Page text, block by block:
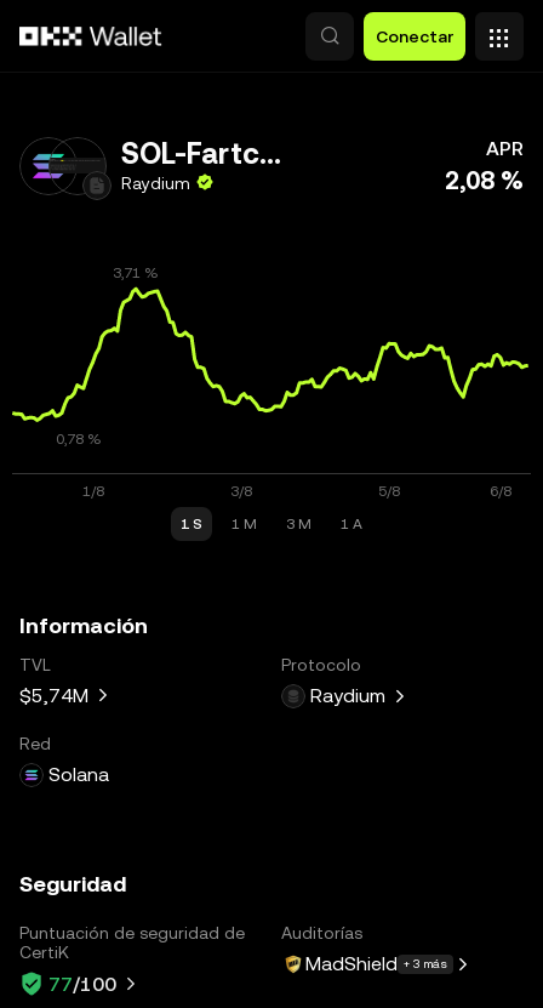
Conectar
SOL-Fartcoin
Raydium
APR
2,08 %
1 S 1 M 3 M 1 A
Información
TVL
$5,74M
Protocolo
Raydium
Red
Solana
Seguridad
Puntuación de seguridad de
CertiK
77/100
Auditorías
MadShield + 3 más